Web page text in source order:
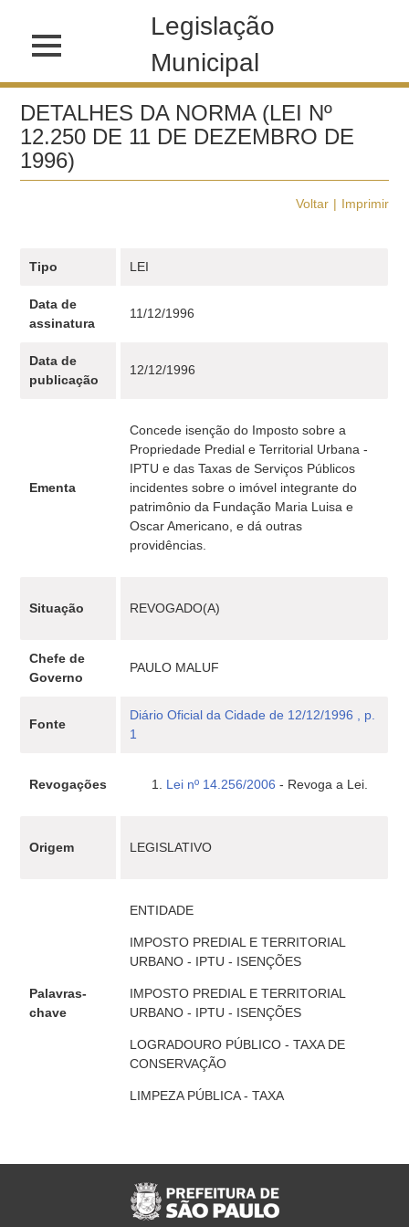
Legislação
Municipal
DETALHES DA NORMA (LEI Nº
12.250 DE 11 DE DEZEMBRO DE
1996)
Voltar Imprimir
Tipo LEI
Data de
assinatura
11/12/1996
Data de
publicação
12/12/1996
Ementa
Concede isenção do Imposto sobre a
Propriedade Predial e Territorial Urbana -
IPTU e das Taxas de Serviços Públicos
incidentes sobre o imóvel integrante do
patrimônio da Fundação Maria Luisa e
Oscar Americano, e dá outras
providências.
Situação REVOGADO(A)
Chefe de
Governo
PAULO MALUF
Fonte
Diário Oficial da Cidade de 12/12/1996 , p.
1
Revogações Lei nº 14.256/2006 - Revoga a Lei.
Origem LEGISLATIVO
Palavras-
chave
ENTIDADE
IMPOSTO PREDIAL E TERRITORIAL
URBANO - IPTU - ISENÇÕES
IMPOSTO PREDIAL E TERRITORIAL
URBANO - IPTU - ISENÇÕES
LOGRADOURO PÚBLICO - TAXA DE
CONSERVAÇÃO
LIMPEZA PÚBLICA - TAXA